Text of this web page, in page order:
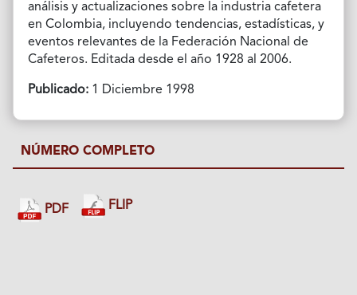
análisis y actualizaciones sobre la industria cafetera
en Colombia, incluyendo tendencias, estadísticas, y
eventos relevantes de la Federación Nacional de
Cafeteros. Editada desde el año 1928 al 2006.
Publicado:1 Diciembre 1998
NÚMERO COMPLETO
PDF FLIP